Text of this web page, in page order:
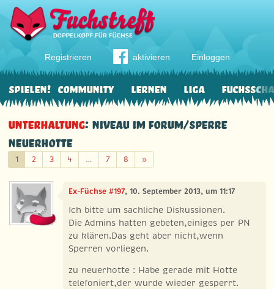
Registrieren aktivieren Einloggen
Community Lernen Liga
Spielen!
Unterhaltung: Niveau im Forum/Sperre
neuerhotte
1 2 3 4 … 7 8 »Weiter
Ex-Füchse #197, 10. September 2013, um 11:17
Ich bitte um sachliche Diskussionen.
Die Admins hatten gebeten,einiges per PN
zu klären.Das geht aber nicht,wenn
Sperren vorliegen.
zu neuerhotte : Habe gerade mit Hotte
telefoniert,der wurde wieder gesperrt.